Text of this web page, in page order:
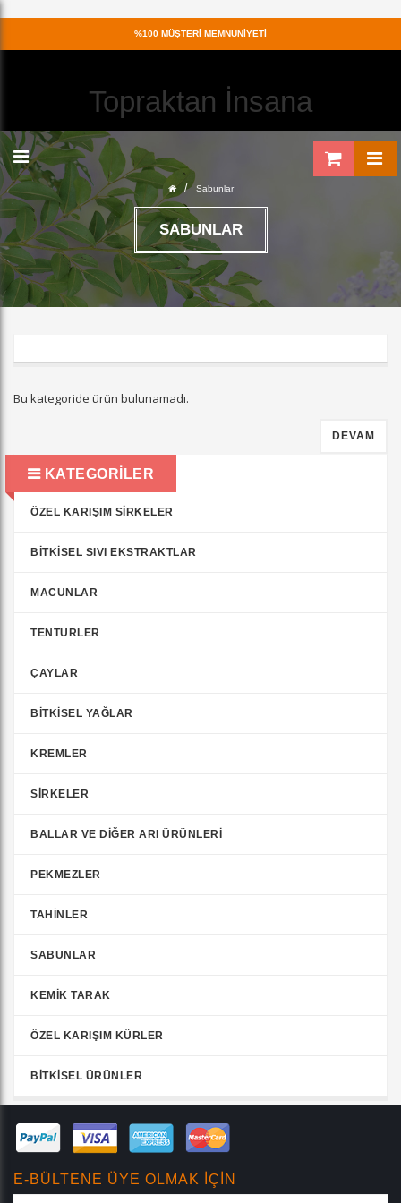
%100 MÜŞTERİ MEMNUNİYETİ
Topraktan İnsana
/ Sabunlar
SABUNLAR
Bu kategoride ürün bulunamadı.
DEVAM
KATEGORILER
ÖZEL KARIŞIM SIRKELER
BITKISEL SIVI EKSTRAKTLAR
MACUNLAR
TENTÜRLER
ÇAYLAR
BITKISEL YAĞLAR
KREMLER
SIRKELER
BALLAR VE DIĞER ARI ÜRÜNLERI
PEKMEZLER
TAHINLER
SABUNLAR
KEMIK TARAK
ÖZEL KARIŞIM KÜRLER
BITKISEL ÜRÜNLER
E-BÜLTENE ÜYE OLMAK İÇİN